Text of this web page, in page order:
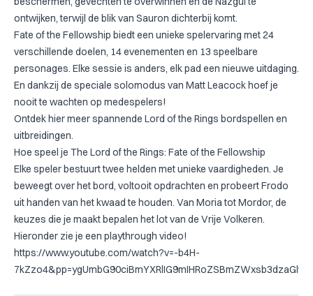
ontwijken, terwijl de blik van Sauron dichterbij komt.
Fate of the Fellowship biedt een unieke spelervaring met 24
verschillende doelen, 14 evenementen en 13 speelbare
personages. Elke sessie is anders, elk pad een nieuwe uitdaging.
En dankzij de speciale solomodus van Matt Leacock hoef je
nooit te wachten op medespelers!
Ontdek hier meer spannende Lord of the Rings bordspellen en
uitbreidingen.
Hoe speel je The Lord of the Rings: Fate of the Fellowship
Elke speler bestuurt twee helden met unieke vaardigheden. Je
beweegt over het bord, voltooit opdrachten en probeert Frodo
uit handen van het kwaad te houden. Van Moria tot Mordor, de
keuzes die je maakt bepalen het lot van de Vrije Volkeren.
Hieronder zie je een playthrough video!
https://www.youtube.com/watch?v=-b4H-